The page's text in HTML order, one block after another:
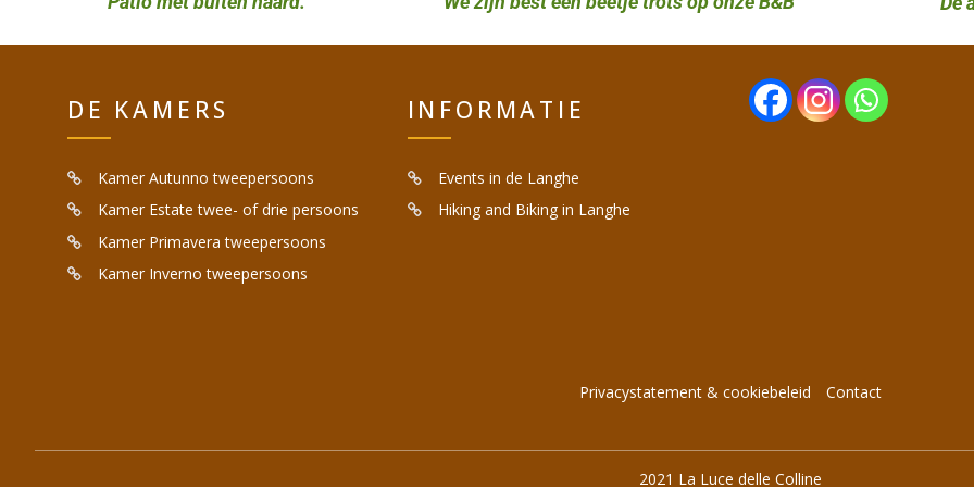
DE KAMERS
Kamer Autunno tweepersoons
Kamer Estate twee- of drie persoons
Kamer Primavera tweepersoons
Kamer Inverno tweepersoons
INFORMATIE
Events in de Langhe
Hiking and Biking in Langhe
Privacystatement & cookiebeleid Contact
2021 La Luce delle Colline